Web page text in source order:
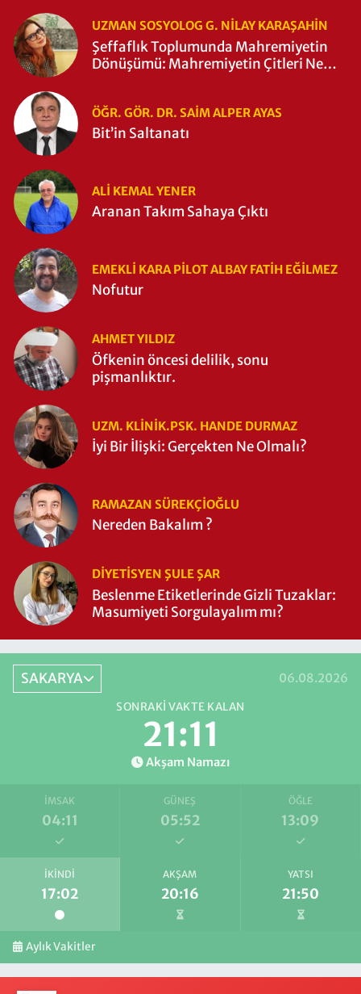
UZMAN SOSYOLOG G. NILAY KARAŞAHİN
Şeffaflık Toplumunda Mahremiyetin
Dönüşümü: Mahremiyetin Çitleri Ne
ÖĞR. GÖR. DR. SAIM ALPER AYAS
Bit’in Saltanatı
ALI KEMAL YENER
Aranan Takım Sahaya Çıktı
EMEKLI KARA PILOT ALBAY FATIH EĞİLMEZ
Nofutur
AHMET YILDIZ
Öfkenin öncesi delilik, sonu
pişmanlıktır.
UZM. KLINIK.PSK. HANDE DURMAZ
İyi Bir İlişki: Gerçekten Ne Olmalı?
RAMAZAN SÜREKÇIOĞLU
Nereden Bakalım ?
DIYETISYEN ŞULE ŞAR
Beslenme Etiketlerinde Gizli Tuzaklar:
Masumiyeti Sorgulayalım mı?
SAKARYA 06.08.2026
SONRAKI VAKTE KALAN
21:10
Akşam Namazı
İMSAK
04:11
GÜNEŞ
05:52
ÖĞLE
13:09
İKINDI
17:02
AKŞAM
20:16
YATSI
21:50
Aylık Vakitler